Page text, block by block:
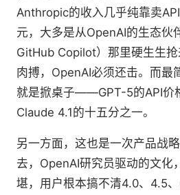
Anthropic的收入几乎纯靠卖
元，大多是从OpenAI的生态伙
GitHub Copilot）那里硬生生
肉搏，OpenAI必须还击。而最
就是掀桌子——GPT-5的API价
Claude 4.1的十五分之一。
另一方面，这也是一次产品战
去，OpenAI研究员驱动的文化
堪，用户根本搞不清4.0、4.5